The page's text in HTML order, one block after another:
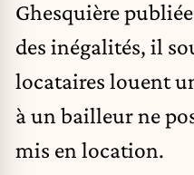
Ghesquière
des inégalités, il
locataires louent
à un bailleur ne
mis en location.